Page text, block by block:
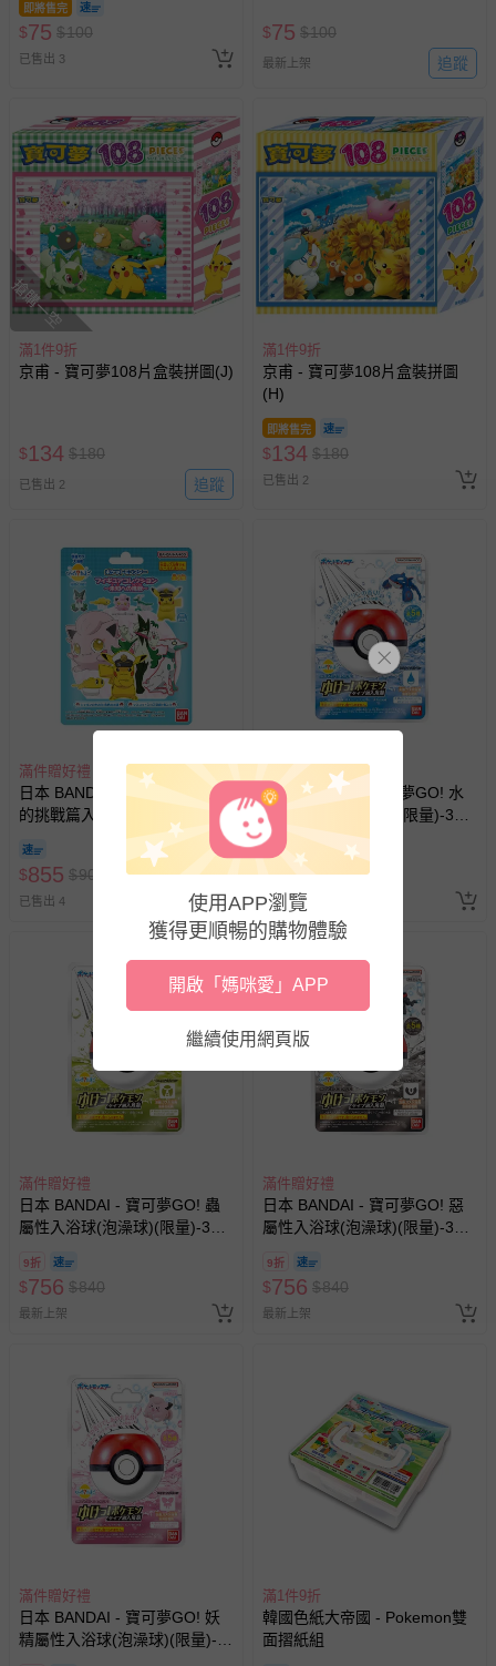
即將售完
$75 $100
已售出 3
$75 $100
最新上架 追蹤
搶購一空
滿1件9折
京甫 - 寶可夢108片盒裝拼圖(J)
$134 $180
已售出 2 追蹤
滿1件9折
京甫 - 寶可夢108片盒裝拼圖
(H)
即將售完
$134 $180
已售出 2
滿件贈好禮
日本 BANDAI - 寶可夢邁向未知
的挑戰篇入浴球(泡澡球)(限
量)-5入組(隨機出貨)
$855 $900
已售出 4
滿件贈好禮
日本 BANDAI - 寶可夢GO! 水
屬性入浴球(泡澡球)(限量)-3入
組(隨機出貨)
9折
$756 $840
最新上架
滿件贈好禮
日本 BANDAI - 寶可夢GO! 蟲
屬性入浴球(泡澡球)(限量)-3入
9折
$756 $840
最新上架
滿件贈好禮
日本 BANDAI - 寶可夢GO! 惡
屬性入浴球(泡澡球)(限量)-3入
9折
$756 $840
最新上架
滿件贈好禮
日本 BANDAI - 寶可夢GO! 妖
精屬性入浴球(泡澡球)(限量)-3
滿1件9折
韓國色紙大帝國 - Pokemon雙
面摺紙組
使用APP瀏覽
獲得更順暢的購物體驗
開啟「媽咪愛」APP
繼續使用網頁版